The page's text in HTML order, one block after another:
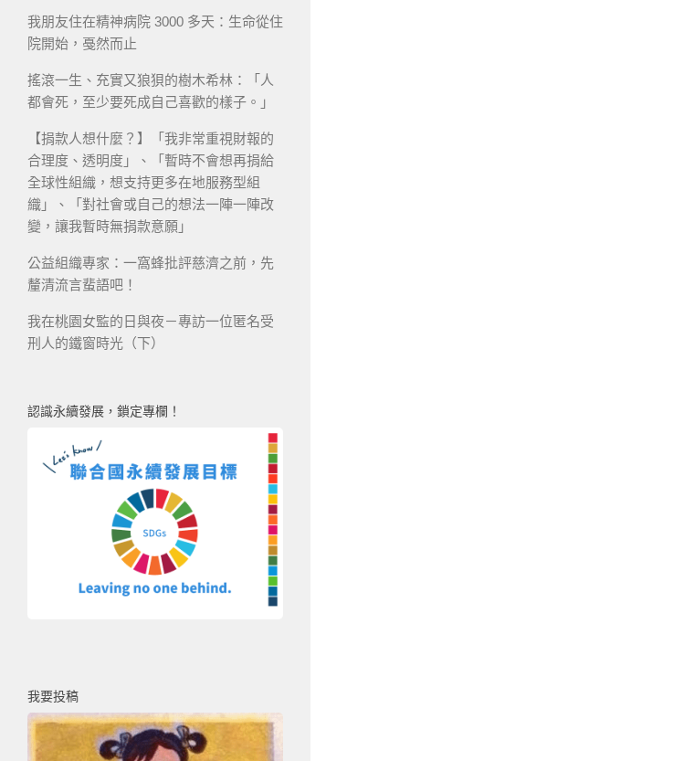
我朋友住在精神病院 3000 多天：生命從住
院開始，戞然而止
搖滾一生、充實又狼狽的樹木希林：「人
都會死，至少要死成自己喜歡的樣子。」
【捐款人想什麼？】「我非常重視財報的
合理度、透明度」、「暫時不會想再捐給
全球性組織，想支持更多在地服務型組
織」、「對社會或自己的想法一陣一陣改
變，讓我暫時無捐款意願」
公益組織專家：一窩蜂批評慈濟之前，先
釐清流言蜚語吧！
我在桃園女監的日與夜－專訪一位匿名受
刑人的鐵窗時光（下）
認識永續發展，鎖定專欄！
我要投稿